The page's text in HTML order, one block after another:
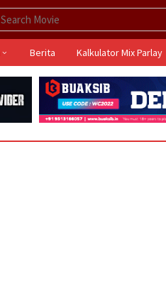
Berita Kalkulator Mix Parlay